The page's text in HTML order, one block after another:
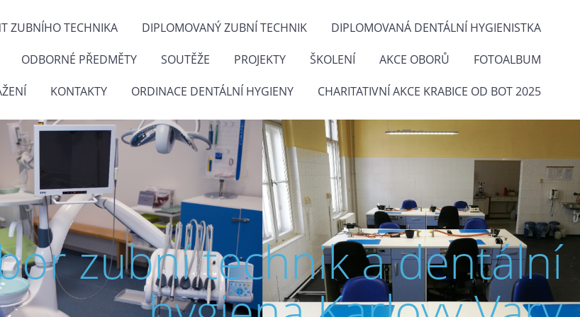
ZUBNÍHO TECHNIKA DIPLOMOVANÝ ZUBNÍ TECHNIK DIPLOMOVANÁ DENTÁLNÍ HYGIENISTKA
ODBORNÉ PŘEDMĚTY SOUTĚŽE PROJEKTY ŠKOLENÍ AKCE OBORŮ FOTOALBUM
KONTAKTY ORDINACE DENTÁLNÍ HYGIENY CHARITATIVNÍ AKCE KRABICE OD BOT 2025
zubní technik a dentální